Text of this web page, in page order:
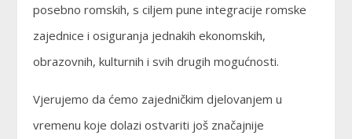
posebno romskih, s ciljem pune integracije romske
zajednice i osiguranja jednakih ekonomskih,
obrazovnih, kulturnih i svih drugih mogućnosti.
Vjerujemo da ćemo zajedničkim djelovanjem u
vremenu koje dolazi ostvariti još značajnije